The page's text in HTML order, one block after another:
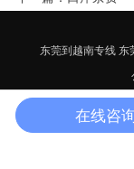
东莞到越南专线 东
备案号：
在线咨